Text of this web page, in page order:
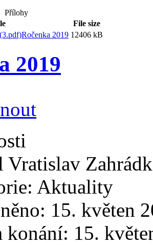
Přílohy
File size
Ročenka 2019 12406 kB
2019
Vratislav
Aktuality
15. květen
konání: 15.